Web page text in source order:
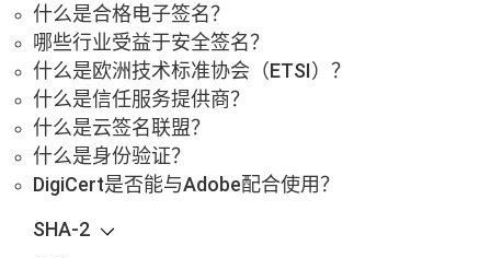
什么是合格电子签名？
哪些行业受益于安全签名？
什么是欧洲技术标准协会（ETSI）？
什么是信任服务提供商？
什么是云签名联盟？
什么是身份验证？
DigiCert是否能与Adobe配合使用？
SHA-2